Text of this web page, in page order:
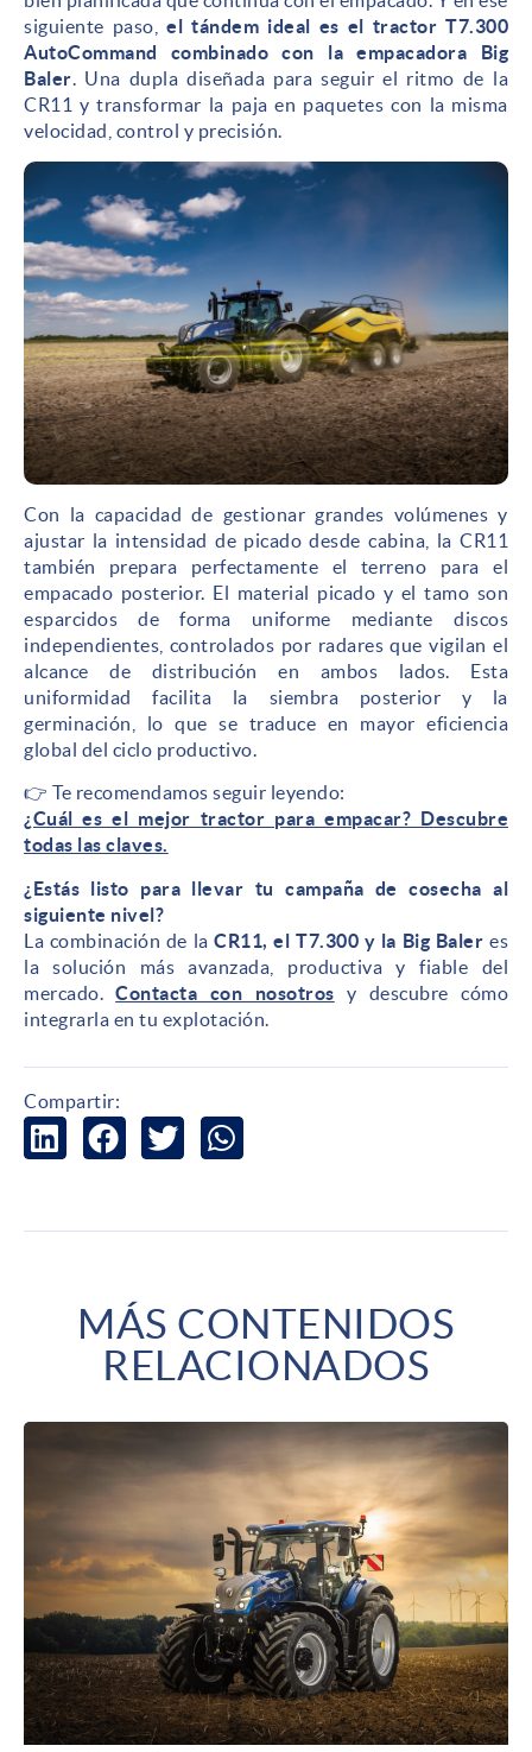
siguiente paso, el tándem ideal es el tractor T7.300
AutoCommand combinado con la empacadora Big
Baler. Una dupla diseñada para seguir el ritmo de la
CR11 y transformar la paja en paquetes con la misma
velocidad, control y precisión.
Con la capacidad de gestionar grandes volúmenes y
ajustar la intensidad de picado desde cabina, la CR11
también prepara perfectamente el terreno para el
empacado posterior. El material picado y el tamo son
esparcidos de forma uniforme mediante discos
independientes, controlados por radares que vigilan el
alcance de distribución en ambos lados. Esta
uniformidad facilita la siembra posterior y la
germinación, lo que se traduce en mayor eficiencia
global del ciclo productivo.
👉 Te recomendamos seguir leyendo:
¿Cuál es el mejor tractor para empacar? Descubre
todas las claves.
¿Estás listo para llevar tu campaña de cosecha al
siguiente nivel?
La combinación de laCR11, el T7.300 y la Big Baler es
la solución más avanzada, productiva y fiable del
mercado.Contacta con nosotros y descubre cómo
integrarla en tu explotación.
Compartir:
MÁS CONTENIDOS
RELACIONADOS